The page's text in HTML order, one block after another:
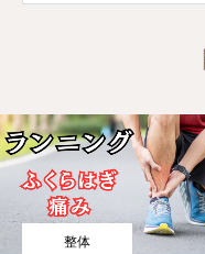
整体